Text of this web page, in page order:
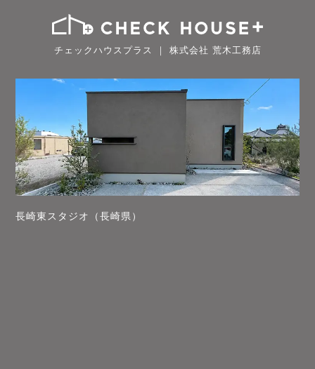
チェックハウスプラス ｜ 株式会社 荒木工務店
長崎東スタジオ（長崎県）